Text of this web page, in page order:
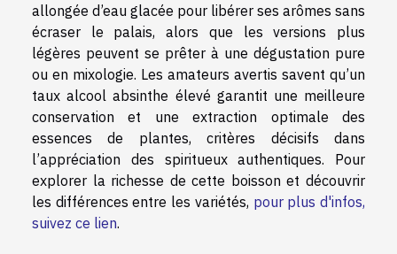
allongée d’eau glacée pour libérer ses arômes sans
écraser le palais, alors que les versions plus
légères peuvent se prêter à une dégustation pure
ou en mixologie. Les amateurs avertis savent qu’un
taux alcool absinthe élevé garantit une meilleure
conservation et une extraction optimale des
essences de plantes, critères décisifs dans
l’appréciation des spiritueux authentiques. Pour
explorer la richesse de cette boisson et découvrir
les différences entre les variétés, pour plus d'infos,
suivez ce lien.